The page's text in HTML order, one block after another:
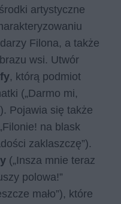
artystyczne
Filona, a także
wsi. Utwór
, którą podmiot
(„Darmo mi,
Pojawia się także
na blask
zaklaszczę”).
(„Insza mnie teraz
polowa!”
mało”), które